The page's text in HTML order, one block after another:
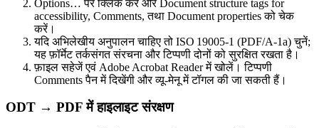
Options… पर क्लिक करें और Document structure tags for
accessibility, Comments, तथा Document propertiesको चेक
करें।
यदि अभिलेखीय अनुपालन चाहिए तो ISO 19005‑1 (PDF/A‑1a)चुनें;
यह फ़ॉर्मेट तर्कसंगत संरचना और टिप्पणी दोनों को सुरक्षित रखता है।
फ़ाइल सहेजें एवं Adobe Acrobat Reader में खोलें। टिप्पणी
Commentsपैन में दिखेंगी और व्यू‑मेनू में टॉगल की जा सकती हैं।
ODT → PDF में हाइलाइट संरक्षण